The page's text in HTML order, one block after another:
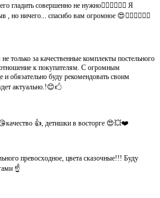
гладить совершенно не нужно👍🏻👍🏻🙈😄 Я
, но ничего... спасибо вам огромное 😍👍🏻👍🏻👏🏻
только за качественные комплекты постельного
к покупателям. С огромным
обязательно буду рекомендовать своим
актуально.!😊🖒
👍, детишки в восторге 😍💥❤️
превосходное, цвета сказочные!!! Буду
☝️